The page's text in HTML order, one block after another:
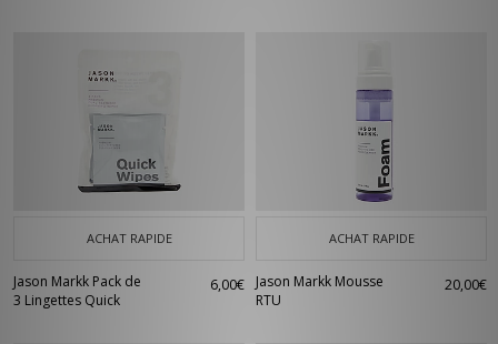
ACHAT RAPIDE
Jason Markk Pack de
3 Lingettes Quick
6,00€
ACHAT RAPIDE
Jason Markk Mousse
RTU
20,00€